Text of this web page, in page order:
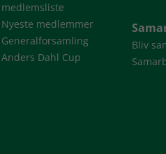
medlemsliste
Nyeste medlemmer
Generalforsamling
Anders Dahl Cup
Bliv